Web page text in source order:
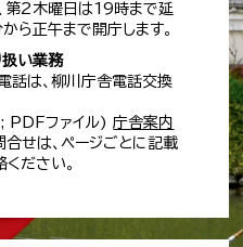
第2木曜日は19時まで延
ら正午まで開庁します。
扱い業務
は、柳川庁舎電話交換
PDFファイル)庁舎案内
せは、ページごとに記載
ださい。